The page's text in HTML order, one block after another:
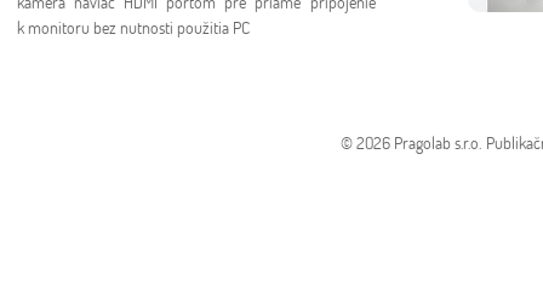
k monitoru bez nutnosti použitia PC
© 2026 Pragolab s.r.o.